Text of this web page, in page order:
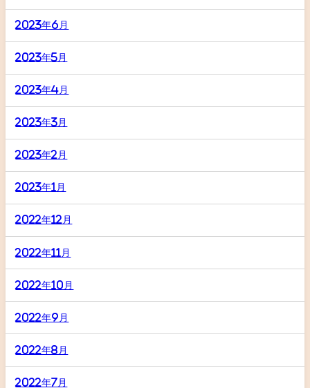
2023年6月
2023年5月
2023年4月
2023年3月
2023年2月
2023年1月
2022年12月
2022年11月
2022年10月
2022年9月
2022年8月
2022年7月